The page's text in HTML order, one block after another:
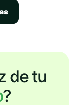
de tu
?